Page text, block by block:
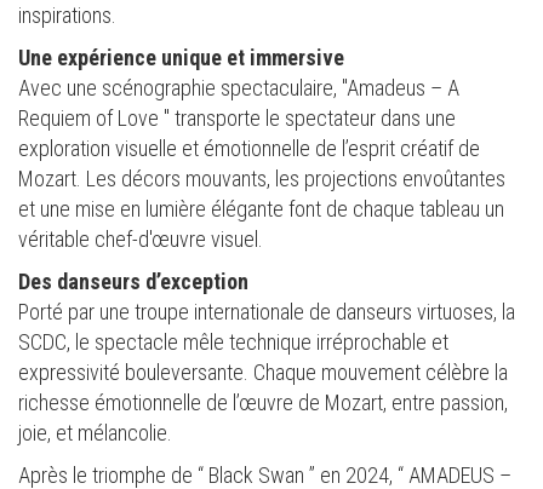
inspirations.
Une expérience unique et immersive
Avec une scénographie spectaculaire, "Amadeus – A
Requiem of Love " transporte le spectateur dans une
exploration visuelle et émotionnelle de l’esprit créatif de
Mozart. Les décors mouvants, les projections envoûtantes
et une mise en lumière élégante font de chaque tableau un
véritable chef-d'œuvre visuel.
Des danseurs d’exception
Porté par une troupe internationale de danseurs virtuoses, la
SCDC, le spectacle mêle technique irréprochable et
expressivité bouleversante. Chaque mouvement célèbre la
richesse émotionnelle de l’œuvre de Mozart, entre passion,
joie, et mélancolie.
Après le triomphe de “ Black Swan ” en 2024, “ AMADEUS –